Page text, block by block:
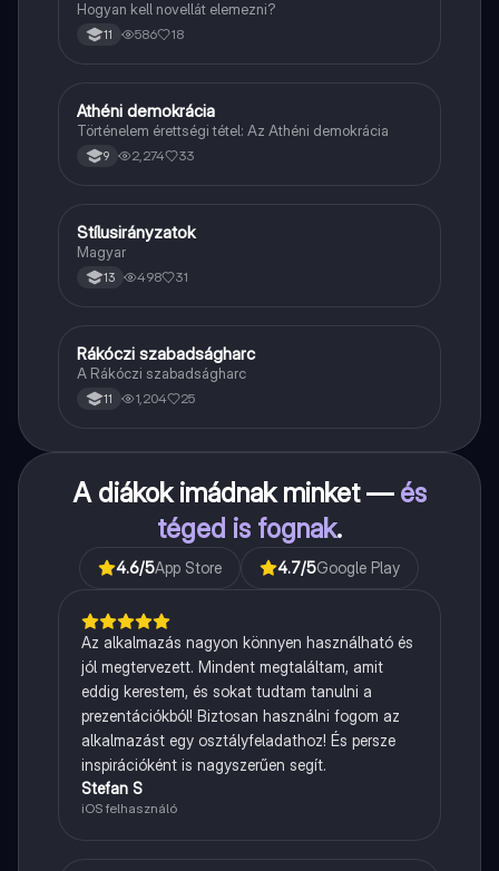
Hogyan kell novellát elemezni?
11 586 18
Töri
Athéni demokrácia
Történelem érettségi tétel: Az Athéni demokrácia
9 2,274 33
Magyar
Stílusirányzatok
Magyar
13 498 31
Töri
Rákóczi szabadságharc
A Rákóczi szabadságharc
11 1,204 25
A diákok imádnak minket — és
téged is fognak.
4.6/5App Store 4.7/5Google Play
Az alkalmazás nagyon könnyen használható és
jól megtervezett. Mindent megtaláltam, amit
eddig kerestem, és sokat tudtam tanulni a
prezentációkból! Biztosan használni fogom az
alkalmazást egy osztályfeladathoz! És persze
inspirációként is nagyszerűen segít.
Stefan S
iOS felhasználó